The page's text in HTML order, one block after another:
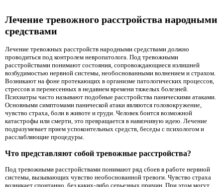
Лечение тревожного расстройства народными
средствами
Лечение тревожных расстройств народными средствами должно
проводиться под контролем невропатолога. Под тревожными
расстройствами понимают состояния, сопровождающиеся излишней
возбудимостью нервной системы, необоснованными волнением и страхом.
Возникают на фоне протекающих в организме патологических процессов,
стрессов и перенесенных в недавнем времени тяжелых болезней.
Психиатры часто называют подобные расстройства паническими атаками.
Основными симптомами панической атаки являются головокружение,
чувство страха, боли в животе и груди. Человек боится возможной
катастрофы или смерти, это превращается в навязчивую идею. Лечение
подразумевает прием успокоительных средств, беседы с психологом и
расслабляющие процедуры.
Что представляют собой тревожные расстройства?
Под тревожными расстройствами понимают ряд сбоев в работе нервной
системы, вызывающих чувство необоснованной тревоги. Чувство страха
возникает спонтанно, без каких-либо серьезных причин. При этом могут